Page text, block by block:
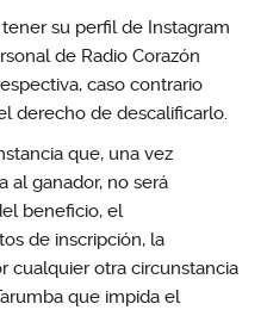
su perfil de Instagram
de Radio Corazón
caso contrario
derecho de descalificarlo.
que, una vez
al ganador, no será
beneficio, el
de inscripción, la
cualquier otra circunstancia
que impida el